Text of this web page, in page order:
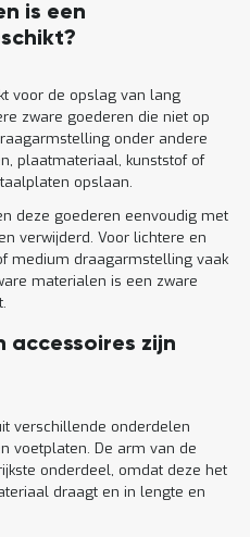
is een
voor de opslag van lang
zware goederen die niet op
onder andere
plaatmateriaal, kunststof of
opslaan.
deze goederen eenvoudig met
verwijderd. Voor lichtere en
medium draagarmstelling vaak
materialen is een zware
accessoires zijn
verschillende onderdelen
voetplaten. De arm van de
onderdeel, omdat deze het
draagt en in lengte en